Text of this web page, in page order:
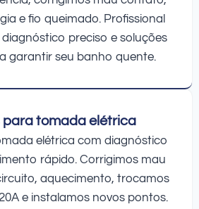
e fio queimado. Profissional
preciso e soluções
garantir seu banho quente.
para tomada elétrica
elétrica com diagnóstico
rápido. Corrigimos mau
aquecimento, trocamos
e instalamos novos pontos.